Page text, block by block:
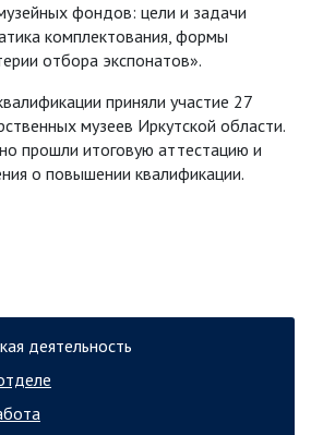
деятельность
фондов: цели и задачи
комплектования, формы
отбора экспонатов».
приняли участие 27
музеев Иркутской области.
прошли итоговую аттестацию и
о повышении квалификации.